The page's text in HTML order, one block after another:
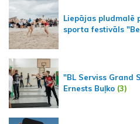
Liepājas pludmalē
sporta festivāls
"BL Serviss Grand
Ernests Buļko (3)